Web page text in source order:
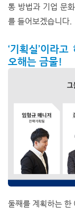
통 방법과 기업 문
를 들어보겠습니다.
‘기획실’이라
오해는 금물!
둘째를 계획하는 한